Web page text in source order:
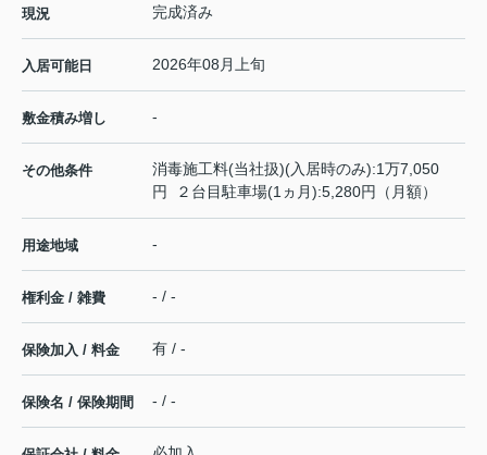
現況 完成済み
入居可能日 2026年08月上旬
敷金積み増し -
その他条件
消毒施工料(当社扱)(入居時のみ):1万7,050
円 ２台目駐車場(1ヵ月):5,280円（月額）
用途地域 -
権利金 / 雑費 - / -
保険加入 / 料金 有 / -
保険名 / 保険期間 - / -